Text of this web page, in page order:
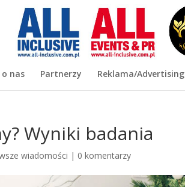
nas Partnerzy Reklama/Advertising
Wyniki badania
wiadomości | 0 komentarzy